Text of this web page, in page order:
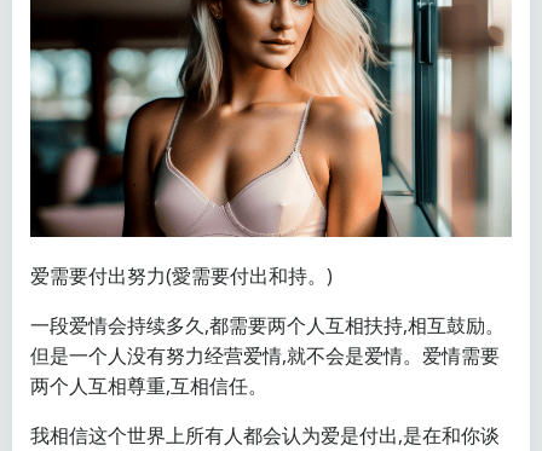
爱需要付出努力(愛需要付出和持。)
一段爱情会持续多久,都需要两个人互相扶持,相互鼓励。
但是一个人没有努力经营爱情,就不会是爱情。爱情需要
两个人互相尊重,互相信任。
我相信这个世界上所有人都会认为爱是付出,是在和你谈